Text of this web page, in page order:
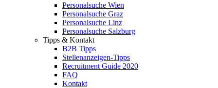
Personalsuche Wien
Personalsuche Graz
Personalsuche Linz
Personalsuche Salzburg
Tipps & Kontakt
B2B Tipps
Stellenanzeigen-Tipps
Recruitment Guide 2020
FAQ
Kontakt